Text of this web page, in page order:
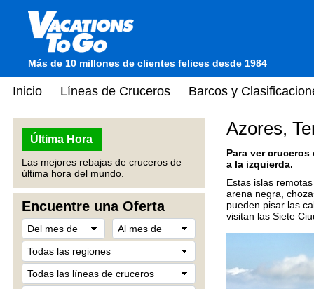
Más de 10 millones de clientes felices desde 1984
Inicio Líneas de Cruceros Barcos y
Última Hora
Las mejores rebajas de cruceros de
última hora del mundo.
Encuentre una Oferta
Azores,
Para ver
a la izquierda.
Estas islas
arena negra,
pueden pisar las
visitan las Siete